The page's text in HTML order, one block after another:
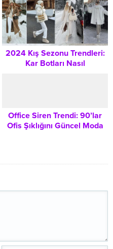
2024 Kış Sezonu Trendleri:
Kar Botları Nasıl
Office Siren Trendi: 90’lar
Ofis Şıklığını Güncel Moda